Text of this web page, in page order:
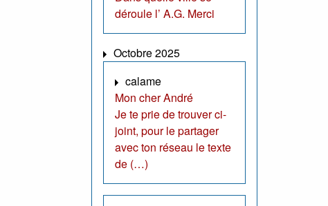
déroule l’ A.G. Merci
Octobre 2025
calame
Mon cher André
Je te prie de trouver ci-
joint, pour le partager
avec ton réseau le texte
de (…)